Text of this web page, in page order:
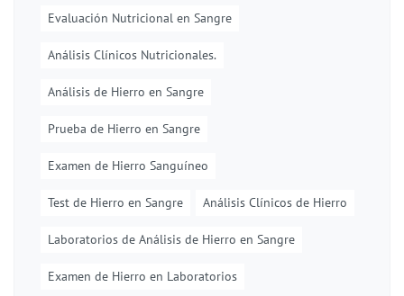
Evaluación Nutricional en Sangre
Análisis Clínicos Nutricionales.
Análisis de Hierro en Sangre
Prueba de Hierro en Sangre
Examen de Hierro Sanguíneo
Test de Hierro en Sangre Análisis Clínicos de Hierro
Laboratorios de Análisis de Hierro en Sangre
Examen de Hierro en Laboratorios